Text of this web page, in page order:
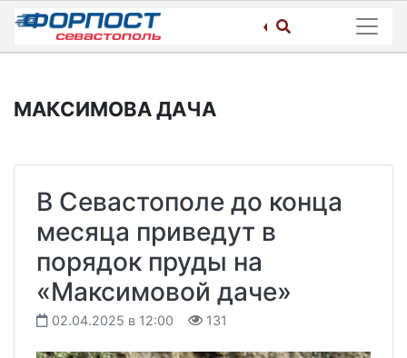
Skip
content
МАКСИМОВА ДАЧА
В Севастополе до конца
месяца приведут в
порядок пруды на
«Максимовой даче»
02.04.2025 в 12:00 131